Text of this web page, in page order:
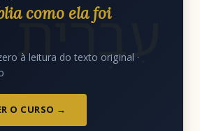
עִבְרִית
como ela foi
à leitura do texto original ·
O CURSO →